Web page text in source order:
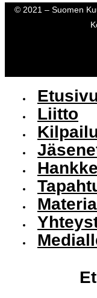
© 2021 – Suomen
Liitto